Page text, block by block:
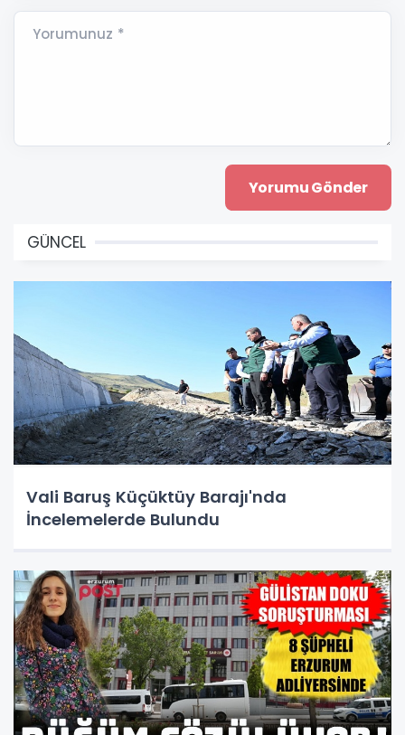
Yorumunuz *
GÜNCEL
Vali Baruş Küçüktüy Barajı'nda
İncelemelerde Bulundu